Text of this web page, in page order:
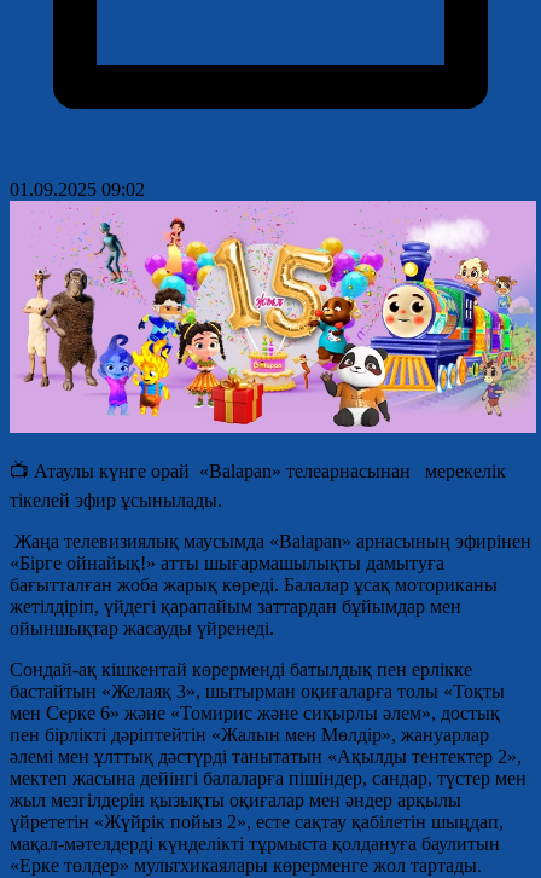
01.09.2025 09:02
📺 Атаулы күнге орай «Balapan» телеарнасынан мерекелік
тікелей эфир ұсынылады.
Жаңа телевизиялық маусымда «Balapan» арнасының эфирінен
«Бірге ойнайық!» атты шығармашылықты дамытуға
бағытталған жоба жарық көреді. Балалар ұсақ моториканы
жетілдіріп, үйдегі қарапайым заттардан бұйымдар мен
ойыншықтар жасауды үйренеді.
Сондай-ақ кішкентай көрерменді батылдық пен ерлікке
бастайтын «Желаяқ 3», шытырман оқиғаларға толы «Тоқты
мен Серке 6» және «Томирис және сиқырлы әлем», достық
пен бірлікті дәріптейтін «Жалын мен Мөлдір», жануарлар
әлемі мен ұлттық дәстүрді танытатын «Ақылды тентектер 2»,
мектеп жасына дейінгі балаларға пішіндер, сандар, түстер мен
жыл мезгілдерін қызықты оқиғалар мен әндер арқылы
үйрететін «Жүйрік пойыз 2», есте сақтау қабілетін шыңдап,
мақал-мәтелдерді күнделікті тұрмыста қолдануға баулитын
«Ерке төлдер» мультхикаялары көрерменге жол тартады.